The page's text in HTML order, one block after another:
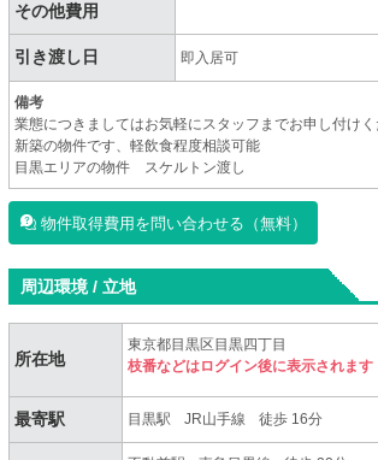
その他費用
引き渡し日 即入居可
備考
業態につきましてはお気軽にスタッフまでお申し付けく
新築の物件です、軽飲食程度相談可能
目黒エリアの物件 スケルトン渡し
物件取得費用を問い合わせる（無料）
周辺環境 / 立地
所在地
東京都目黒区目黒四丁目
枝番などはログイン後に表示されます
最寄駅 目黒駅 JR山手線 徒歩 16分